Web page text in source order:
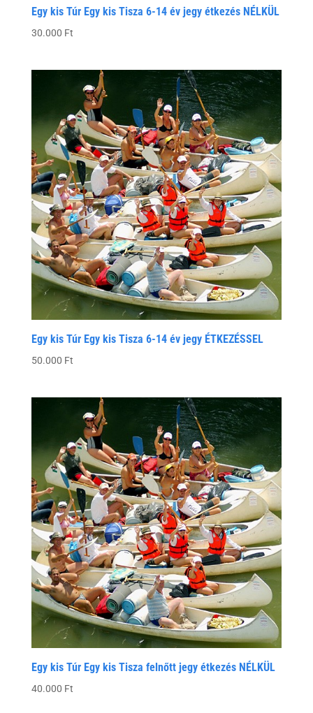
Egy kis Túr Egy kis Tisza 6-14 év jegy étkezés NÉLKÜL
30.000 Ft
Egy kis Túr Egy kis Tisza 6-14 év jegy ÉTKEZÉSSEL
50.000 Ft
Egy kis Túr Egy kis Tisza felnőtt jegy étkezés NÉLKÜL
40.000 Ft